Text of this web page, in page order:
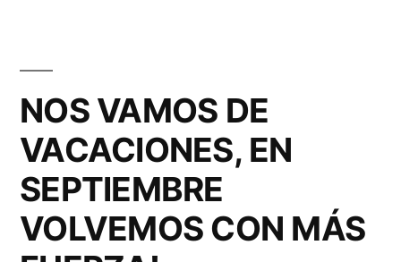
NOS VAMOS DE
VACACIONES, EN
SEPTIEMBRE
VOLVEMOS CON MÁS